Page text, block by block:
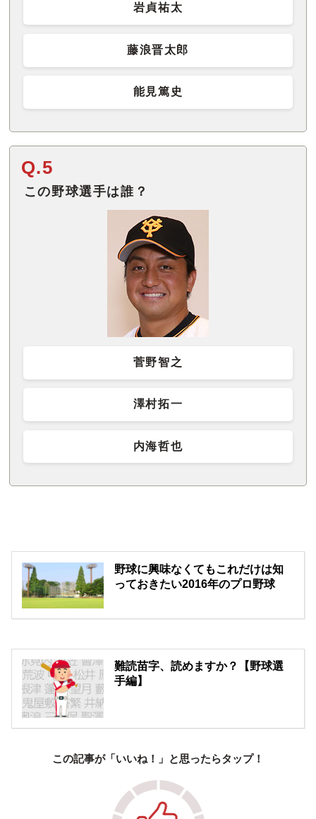
岩貞祐太
藤浪晋太郎
能見篤史
Q.5
この野球選手は誰？
菅野智之
澤村拓一
内海哲也
野球に興味なくてもこれだけは知
っておきたい2016年のプロ野球
難読苗字、読めますか？【野球選
手編】
この記事が「いいね！」と思ったらタップ！